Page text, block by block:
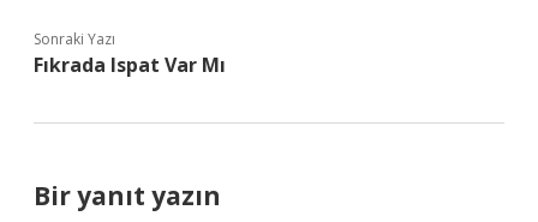
Sonraki Yazı
Fıkrada Ispat Var Mı
Bir yanıt yazın